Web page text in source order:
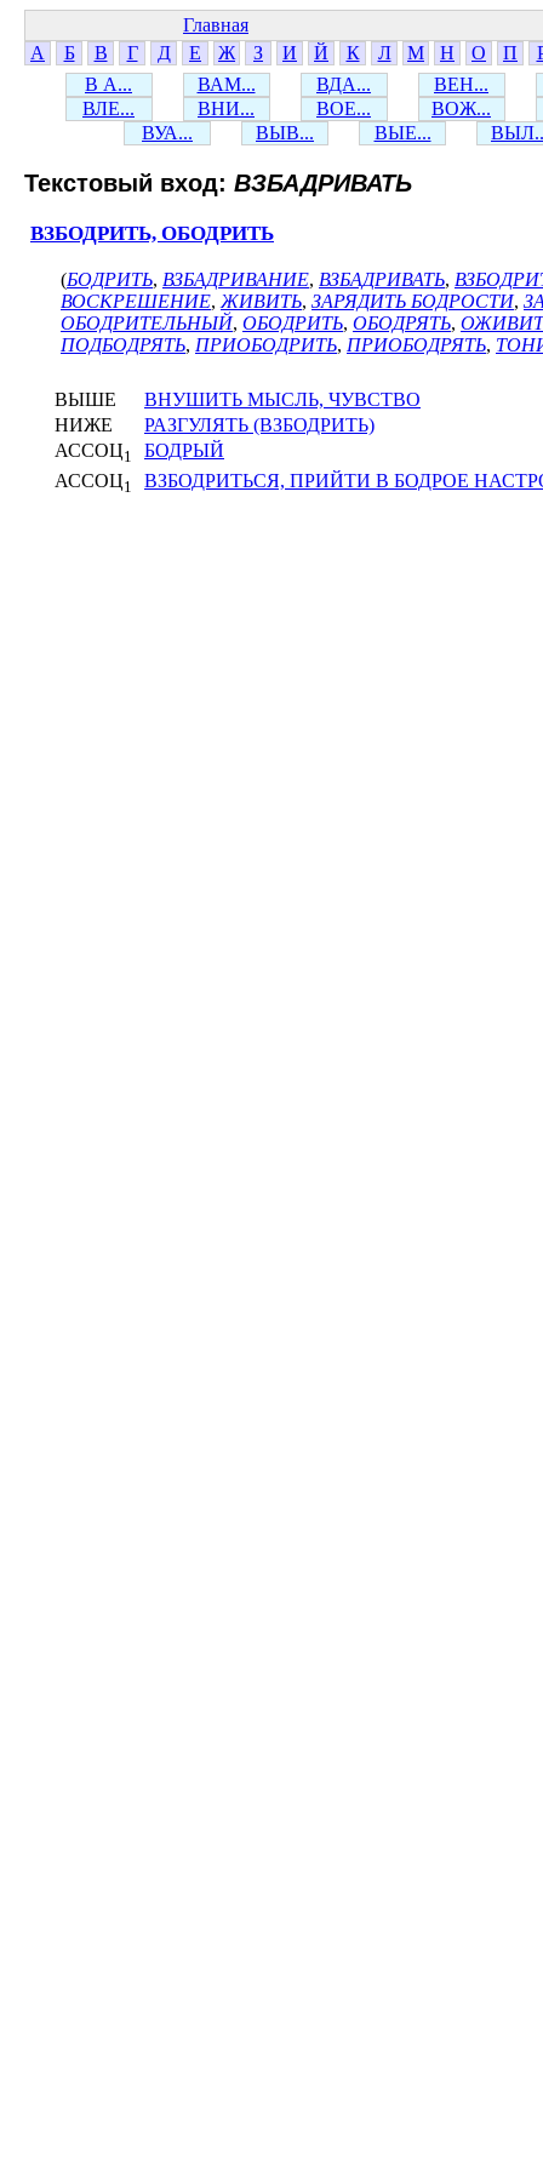
Главная
А
Б В Г Д Е Ж З И Й К Л М Н О П
В А...
ВАМ... ВДА...
ВЕН...
ВЛЕ...
ВНИ... ВОЕ...
ВОЖ...
ВУА...
ВЫВ... ВЫЕ...
Текстовый вход: ВЗБАДРИВАТЬ
ВЗБОДРИТЬ, ОБОДРИТЬ
(БОДРИТЬ, ВЗБАДРИВАНИЕ, ВЗБАДРИВАТЬ,
ВОСКРЕШЕНИЕ, ЖИВИТЬ, ЗАРЯДИТЬ БОДРОСТИ,
ОБОДРИТЕЛЬНЫЙ, ОБОДРИТЬ, ОБОДРЯТЬ,
ПОДБОДРЯТЬ, ПРИОБОДРИТЬ, ПРИОБОДРЯТЬ,
ВЫШЕ
ВНУШИТЬ МЫСЛЬ, ЧУВСТВО
НИЖЕ
РАЗГУЛЯТЬ (ВЗБОДРИТЬ)
АССОЦ1
БОДРЫЙ
АССОЦ1 ВЗБОДРИТЬСЯ, ПРИЙТИ В БОДРОЕ